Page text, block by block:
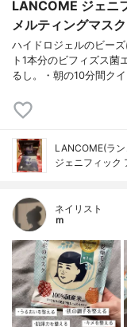
LANCOME ジェニ
メルティングマスク
ハイドロジェルのビー
ト1本分のビフィズス菌
るし。・朝の10分間ク
LANCOME(ラン
ジェニフィック
ネイリスト
ｍ